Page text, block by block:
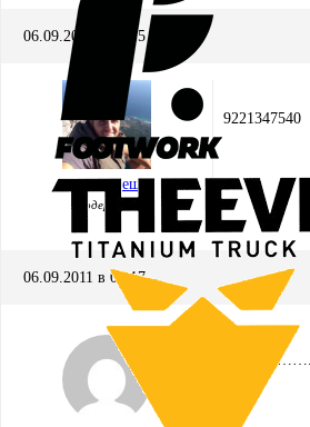
06.09.2011 в 07:15
Юрий Пеша
Модератор
9221347540
06.09.2011 в 07:17